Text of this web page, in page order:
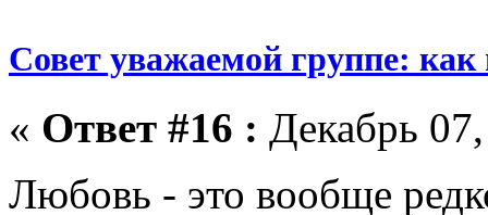
Совет уважаемой группе:
« Ответ #16 : Декабрь
Любовь - это вообще